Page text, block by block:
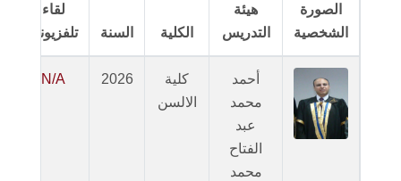
الصورة
الشخصية
هيئة
التدريس
الكلية السنة
لقاء
تلفزيوني
أحمد
محمد
عبد
الفتاح
محمد
كلية
الالسن
2026
N/A